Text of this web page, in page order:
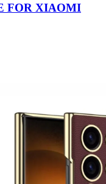
FOR XIAOMI